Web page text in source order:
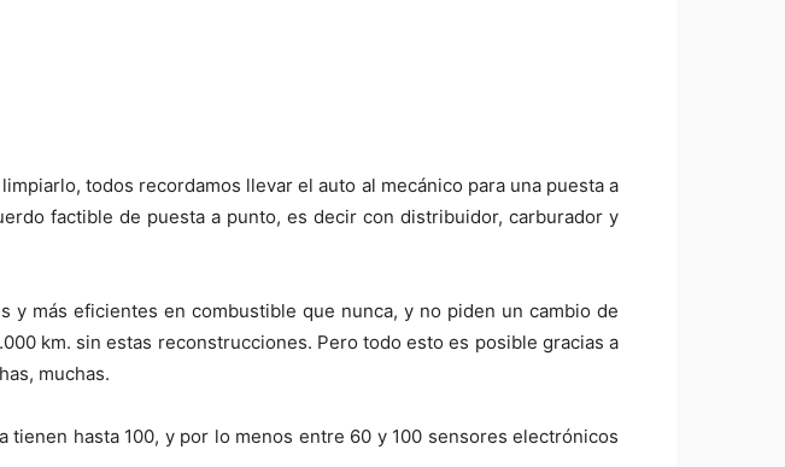
todos recordamos llevar el auto al mecánico para una puesta a
factible de puesta a punto, es decir con distribuidor, carburador y
y más eficientes en combustible que nunca, y no piden un cambio de
km. sin estas reconstrucciones. Pero todo esto es posible gracias a
muchas.
hasta 100, y por lo menos entre 60 y 100 sensores electrónicos